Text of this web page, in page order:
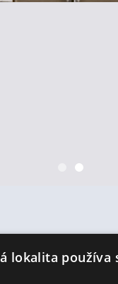
lokalita používa